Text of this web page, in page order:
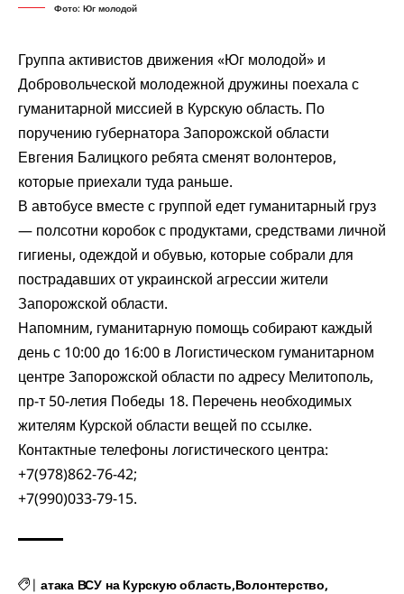
Фото: Юг молодой
Группа активистов движения «Юг молодой» и
Добровольческой молодежной дружины поехалас
гуманитарной миссией в Курскую область. По
поручению губернатора Запорожской области
Евгения Балицкого ребята сменят волонтеров,
которые приехали туда раньше.
В автобусе вместе с группой едет гуманитарный груз
— полсотни коробок с продуктами, средствами личной
гигиены, одеждой и обувью, которые собрали для
пострадавших от украинской агрессии жители
Запорожской области.
Напомним, гуманитарную помощь собирают каждый
день с 10:00 до 16:00 в Логистическом гуманитарном
центре Запорожской области по адресу Мелитополь,
пр-т 50-летия Победы 18. Перечень необходимых
жителям Курской области вещей поссылке.
Контактные телефоны логистического центра:
+7(978)862-76-42;
+7(990)033-79-15.
| атака ВСУ на Курскую область Волонтерство